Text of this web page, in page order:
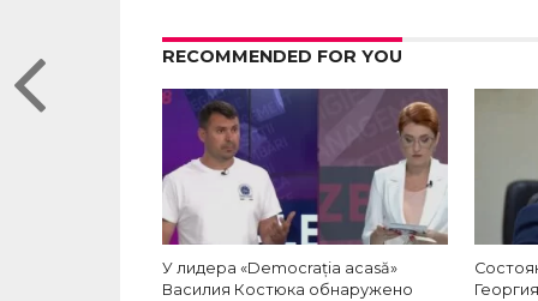
RECOMMENDED FOR YOU
У лидера «Democrația acasă»
Василия Костюка обнаружено